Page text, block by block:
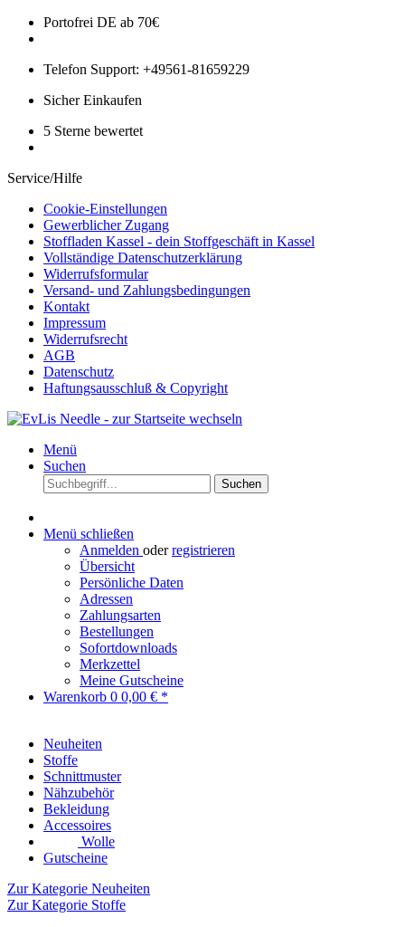
Portofrei DE ab 70€
Telefon Support: +49561-81659229
Sicher Einkaufen
5 Sterne bewertet
Service/Hilfe
Cookie-Einstellungen
Gewerblicher Zugang
Stoffladen Kassel - dein Stoffgeschäft in Kassel
Vollständige Datenschutzerklärung
Widerrufsformular
Versand- und Zahlungsbedingungen
Kontakt
Impressum
Widerrufsrecht
AGB
Datenschutz
Haftungsausschluß & Copyright
Menü
Suchen
Suchen
Menü schließen
Anmelden oderregistrieren
Übersicht
Persönliche Daten
Adressen
Zahlungsarten
Bestellungen
Sofortdownloads
Merkzettel
Meine Gutscheine
Warenkorb 0 0,00 € *
Neuheiten
Stoffe
Schnittmuster
Nähzubehör
Bekleidung
Accessoires
Wolle
Gutscheine
Zur Kategorie Neuheiten
Zur Kategorie Stoffe